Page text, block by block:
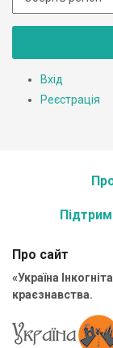
Вхід
Реєстрація
Про сайт
«Україна
краєзнавства.